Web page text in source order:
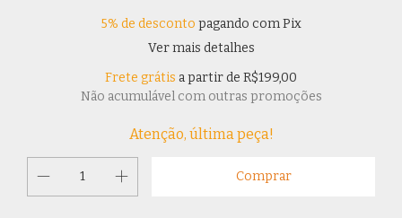
5% de desconto pagando com Pix
Ver mais detalhes
Frete grátis a partir de R$199,00
Não acumulável com outras promoções
Atenção, última peça!